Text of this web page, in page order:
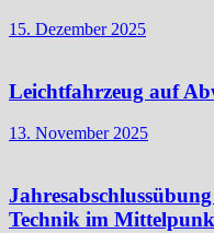
15. Dezember 2025
Leichtfahrzeug auf
13. November 2025
Technik im